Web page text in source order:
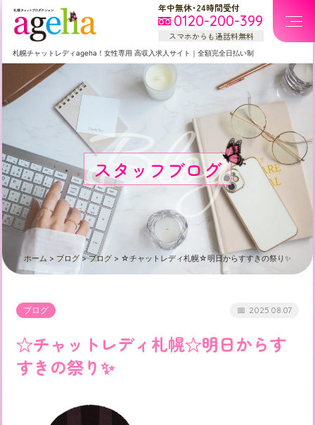
年中無休・24時間受付
0120-200-399
スマホからも通話料無料
札幌チャットレディageha！女性専用 高収入求人サイト ｜ 全額完全日払い制
スタッフブログ
Blog
ホーム > ブログ >ブログ > ☆チャットレディ札幌☆明日からすすきの祭り✨
ブログ 2025.08.07
☆チャットレディ札幌☆明日からす
すきの祭り✨